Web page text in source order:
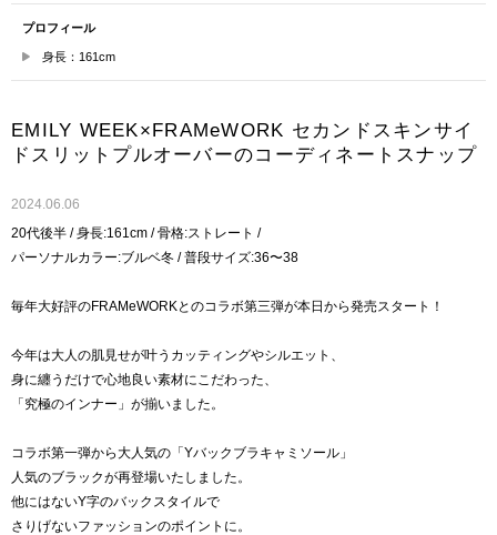
プロフィール
身長：161cm
EMILY WEEK×FRAMeWORK セカンドスキンサイ
ドスリットプルオーバーのコーディネートスナップ
2024.06.06
20代後半 / 身長:161cm / 骨格:ストレート /
パーソナルカラー:ブルベ冬 / 普段サイズ:36〜38
毎年大好評のFRAMeWORKとのコラボ第三弾が本日から発売スタート！
今年は大人の肌見せが叶うカッティングやシルエット、
身に纏うだけで心地良い素材にこだわった、
「究極のインナー」が揃いました。
コラボ第一弾から大人気の「Yバックブラキャミソール」
人気のブラックが再登場いたしました。
他にはないY字のバックスタイルで
さりげないファッションのポイントに。